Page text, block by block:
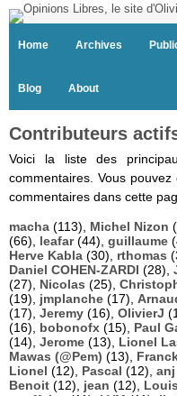
Home Archives
Blog About
Contributeurs
Voici la liste des
commentaires. Vous
commentaires dans cette
macha (113), Michel Nizon
(66), leafar(44), guillaume
Herve Kabla (30), rthomas
Daniel COHEN-ZARDI (28),
(27), Nicolas (25),
(19), jmplanche (17),
(17), Jeremy (16), OlivierJ
(16), bobonofx (15), Paul
(14), Jerome (13), Lionel
Mawas (@Pem) (13),
Lionel (12), Pascal (12), anj
Benoit (12), jean (12),